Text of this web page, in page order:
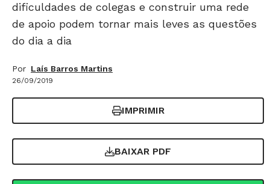
dificuldades de colegas e construir uma rede
de apoio podem tornar mais leves as questões
do dia a dia
Por Laís Barros Martins
26/09/2019
IMPRIMIR
BAIXAR PDF